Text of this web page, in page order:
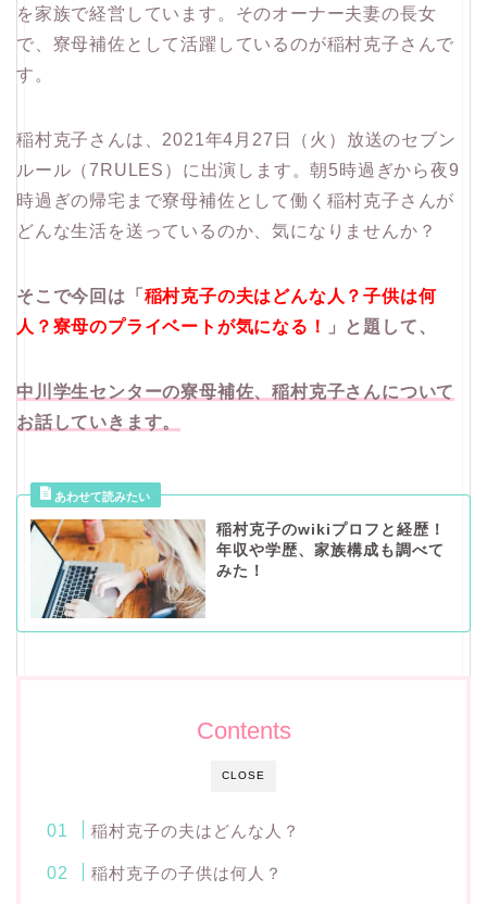
を家族で経営しています。そのオーナー夫妻の長女
で、寮母補佐として活躍しているのが稲村克子さんで
す。
稲村克子さんは、2021年4月27日（火）放送のセブン
ルール（7RULES）に出演します。朝5時過ぎから夜9
時過ぎの帰宅まで寮母補佐として働く稲村克子さんが
どんな生活を送っているのか、気になりませんか？
そこで今回は「 稲村克子の夫はどんな人？子供は何
人？寮母のプライベートが気になる！
」と題して、
中川学生センターの寮母補佐、稲村克子さんについて
お話していきます。
稲村克子のwikiプロフと経歴！
年収や学歴、家族構成も調べて
みた！
CLOSE
Contents
稲村克子の夫はどんな人？
稲村克子の子供は何人？